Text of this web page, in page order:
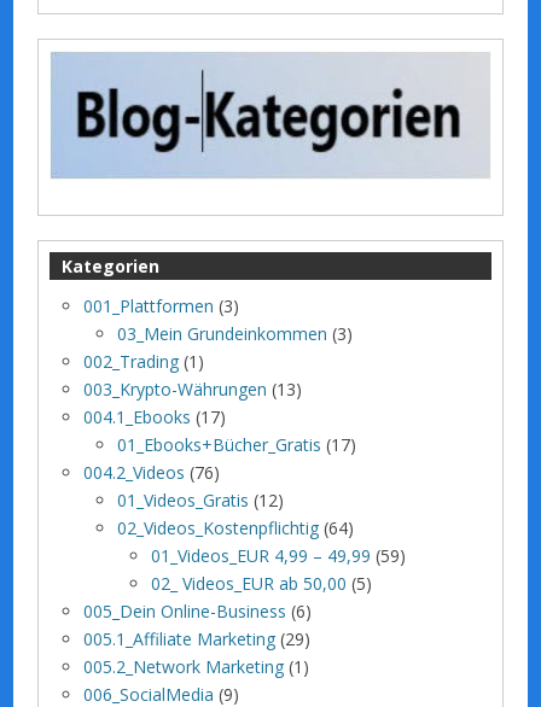
Kategorien
001_Plattformen (3)
03_Mein Grundeinkommen (3)
002_Trading (1)
003_Krypto-Währungen (13)
004.1_Ebooks (17)
01_Ebooks+Bücher_Gratis (17)
004.2_Videos (76)
01_Videos_Gratis (12)
02_Videos_Kostenpflichtig (64)
01_Videos_EUR 4,99 – 49,99 (59)
02_ Videos_EUR ab 50,00 (5)
005_Dein Online-Business (6)
005.1_Affiliate Marketing (29)
005.2_Network Marketing (1)
006_SocialMedia (9)